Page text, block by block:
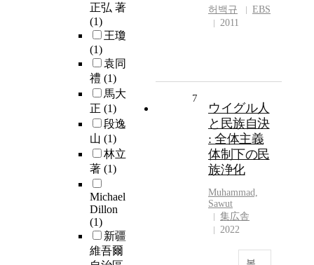
正弘 著
(1)
王瓊
(1)
袁同
禮 (1)
馬大
正 (1)
段逸
山 (1)
林立
著 (1)
Michael
Dillon
(1)
新疆
維吾爾
허백규
EBS
2011
7
ウイグル人
と民族自決
: 全体主義
体制下の民
族浄化
Muhammad,
Sawut
集広舎
2022